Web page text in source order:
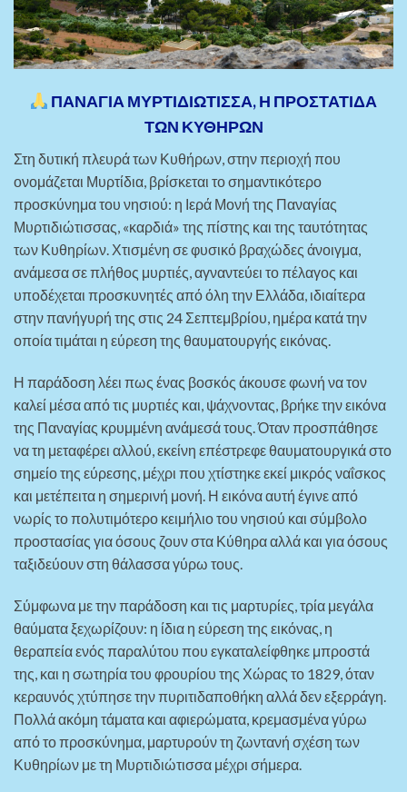
ΠΑΝΑΓΙΑ ΜΥΡΤΙΔΙΩΤΙΣΣΑ, Η ΠΡΟΣΤΑΤΙΔΑ
ΤΩΝ ΚΥΘΗΡΩΝ
Στη δυτική πλευρά των Κυθήρων, στην περιοχή που
ονομάζεται Μυρτίδια, βρίσκεται το σημαντικότερο
προσκύνημα του νησιού: η Ιερά Μονή της Παναγίας
Μυρτιδιώτισσας, «καρδιά» της πίστης και της ταυτότητας
των Κυθηρίων. Χτισμένη σε φυσικό βραχώδες άνοιγμα,
ανάμεσα σε πλήθος μυρτιές, αγναντεύει το πέλαγος και
υποδέχεται προσκυνητές από όλη την Ελλάδα, ιδιαίτερα
στην πανήγυρή της στις 24 Σεπτεμβρίου, ημέρα κατά την
οποία τιμάται η εύρεση της θαυματουργής εικόνας.
Η παράδοση λέει πως ένας βοσκός άκουσε φωνή να τον
καλεί μέσα από τις μυρτιές και, ψάχνοντας, βρήκε την εικόνα
της Παναγίας κρυμμένη ανάμεσά τους. Όταν προσπάθησε
να τη μεταφέρει αλλού, εκείνη επέστρεφε θαυματουργικά στο
σημείο της εύρεσης, μέχρι που χτίστηκε εκεί μικρός ναΐσκος
και μετέπειτα η σημερινή μονή. Η εικόνα αυτή έγινε από
νωρίς το πολυτιμότερο κειμήλιο του νησιού και σύμβολο
προστασίας για όσους ζουν στα Κύθηρα αλλά και για όσους
ταξιδεύουν στη θάλασσα γύρω τους.
Σύμφωνα με την παράδοση και τις μαρτυρίες, τρία μεγάλα
θαύματα ξεχωρίζουν: η ίδια η εύρεση της εικόνας, η
θεραπεία ενός παραλύτου που εγκαταλείφθηκε μπροστά
της, και η σωτηρία του φρουρίου της Χώρας το 1829, όταν
κεραυνός χτύπησε την πυριτιδαποθήκη αλλά δεν εξερράγη.
Πολλά ακόμη τάματα και αφιερώματα, κρεμασμένα γύρω
από το προσκύνημα, μαρτυρούν τη ζωντανή σχέση των
Κυθηρίων με τη Μυρτιδιώτισσα μέχρι σήμερα.